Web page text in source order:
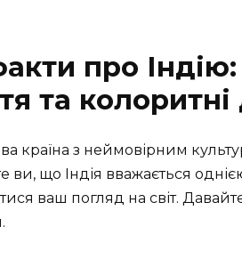
про
та колоритні
країна з неймовірним
ви, що Індія вважається
ваш погляд на світ.